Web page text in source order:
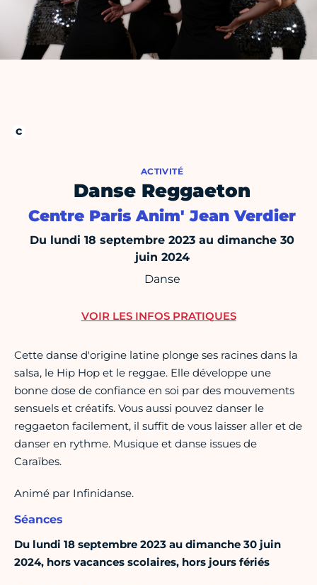
ACTIVITÉ
Danse Reggaeton
Centre Paris Anim' Jean Verdier
Du lundi 18 septembre 2023 au dimanche 30
juin 2024
Danse
Cette danse d'origine latine plonge ses racines dans la
salsa, le Hip Hop et le reggae. Elle développe une
bonne dose de confiance en soi par des mouvements
sensuels et créatifs. Vous aussi pouvez danser le
reggaeton facilement, il suffit de vous laisser aller et de
danser en rythme. Musique et danse issues de
Caraïbes.
Animé par Infinidanse.
Séances
Du lundi 18 septembre 2023 au dimanche 30 juin
2024, hors vacances scolaires, hors jours fériés
VOIR LES INFOS PRATIQUES